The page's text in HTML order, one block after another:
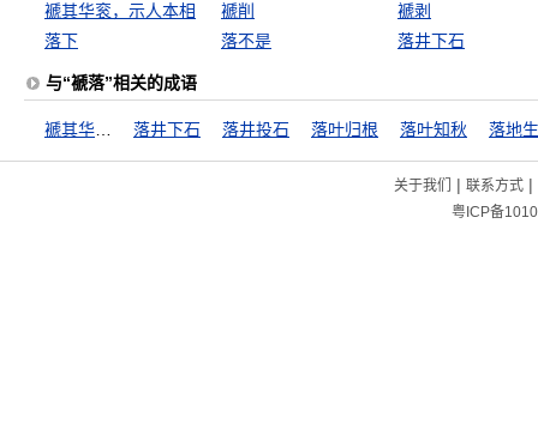
褫其华衮，示人本相 褫削
褫剥
落下
落不是 落井下石
与“褫落”相关的成语
落井下石 落井投石 落叶归根 落叶知秋 落地
关于我们 | 联系方式|
粤ICP备